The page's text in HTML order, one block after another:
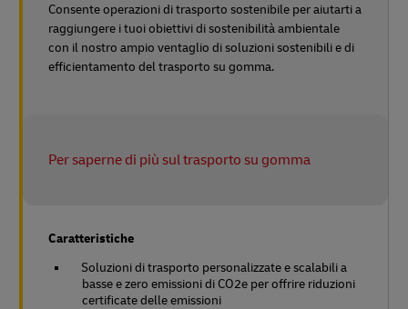
Consente operazioni di trasporto sostenibile per aiutarti a
raggiungere i tuoi obiettivi di sostenibilità ambientale
con il nostro ampio ventaglio di soluzioni sostenibili e di
efficientamento del trasporto su gomma.
Per saperne di più sul trasporto su gomma
Caratteristiche
Soluzioni di trasporto personalizzate e scalabili a
basse e zero emissioni di CO2e per offrire riduzioni
certificate delle emissioni